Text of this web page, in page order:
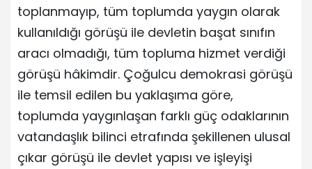
toplanmayıp, tüm toplumda yaygın olarak
kullanıldığı görüşü ile devletin başat sınıfın
aracı olmadığı, tüm topluma hizmet verdiği
görüşü hâkimdir. Çoğulcu demokrasi görüşü
ile temsil edilen bu yaklaşıma göre,
toplumda yaygınlaşan farklı güç odaklarının
vatandaşlık bilinci etrafında şekillenen ulusal
çıkar görüşü ile devlet yapısı ve işleyişi